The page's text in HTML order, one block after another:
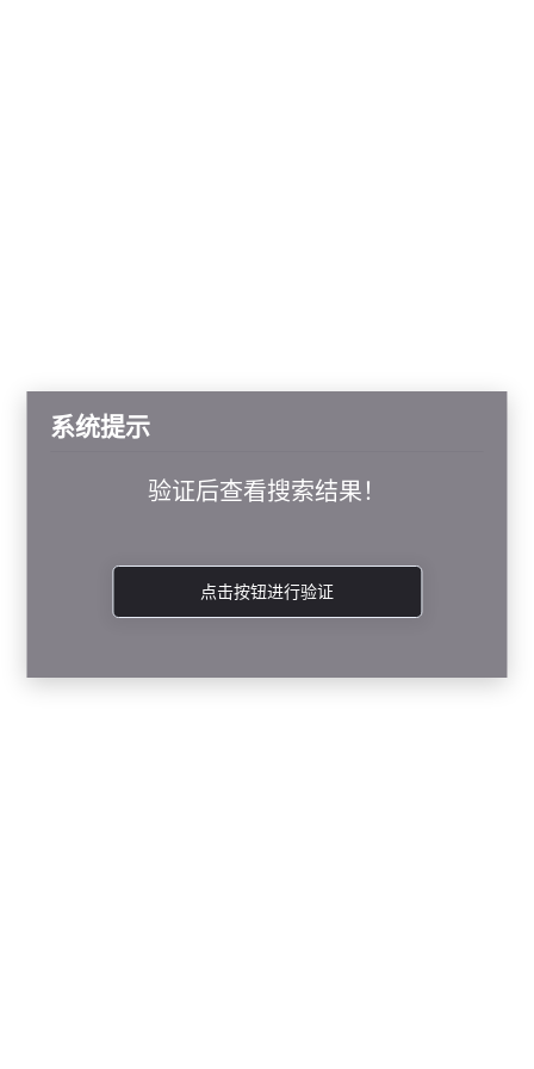
系统提示
验证后查看搜索结果！
点击按钮进行验证